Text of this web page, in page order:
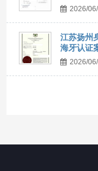
2026/
江苏扬州
海牙认证
2026/